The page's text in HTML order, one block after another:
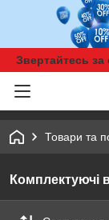
Звертайтесь за
Товари та
Комплектуючі